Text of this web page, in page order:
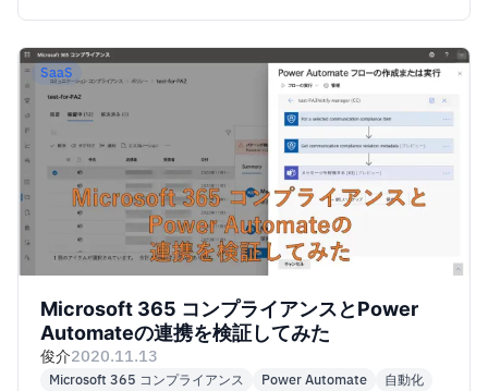
SaaS
Microsoft 365 コンプライアンスとPower
Automateの連携を検証してみた
俊介2020.11.13
Microsoft 365 コンプライアンス Power Automate 自動化